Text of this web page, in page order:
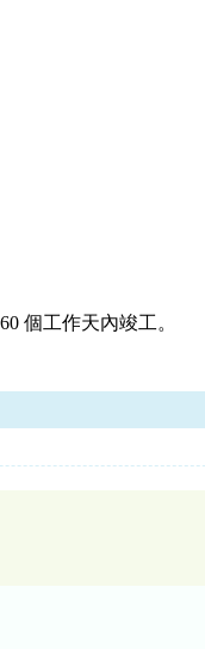
個工作天內竣工。